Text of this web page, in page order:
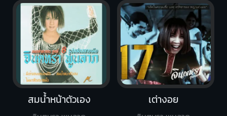
สมน้ำหน้าตัวเอง เต่างอย